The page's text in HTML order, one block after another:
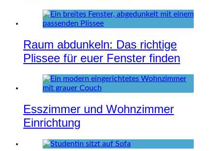
Raum abdunkeln: Das richtige
Plissee für euer Fenster finden
Esszimmer und Wohnzimmer
Einrichtung